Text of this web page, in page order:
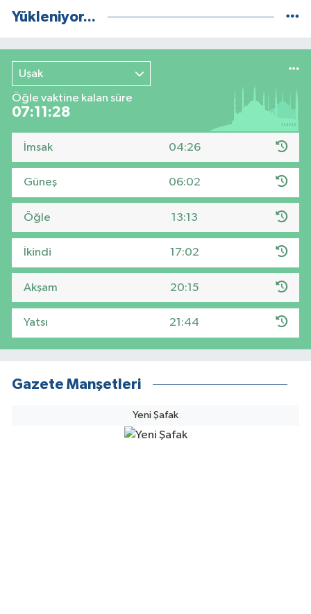
Yükleniyor...
Uşak
Öğle vaktine kalan süre
07:11:28
İmsak 04:26
Güneş 06:02
Öğle 13:13
İkindi 17:02
Akşam 20:15
Yatsı 21:44
Gazete Manşetleri
Yeni Şafak